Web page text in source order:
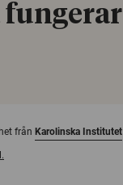
fungerar
från Karolinska Institutet